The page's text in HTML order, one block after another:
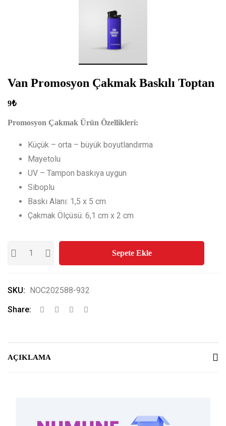
Van Promosyon Çakmak Baskılı Toptan
9₺
Promosyon Çakmak Ürün Özellikleri:
Küçük – orta – büyük boyutlandırma
Mayetolu
UV – Tampon baskıya uygun
Siboplu
Baskı Alanı: 1,5 x 5 cm
Çakmak Ölçüsü: 6,1 cm x 2 cm
Sepete Ekle
SKU: NOC202588-932
Share:
AÇIKLAMA